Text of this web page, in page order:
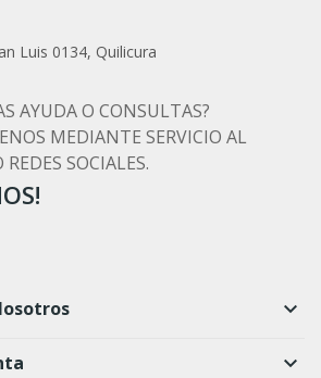
Luis 0134, Quilicura
AYUDA O CONSULTAS?
MEDIANTE SERVICIO AL
SOCIALES.
keyboard_arrow_down
keyboard_arrow_down